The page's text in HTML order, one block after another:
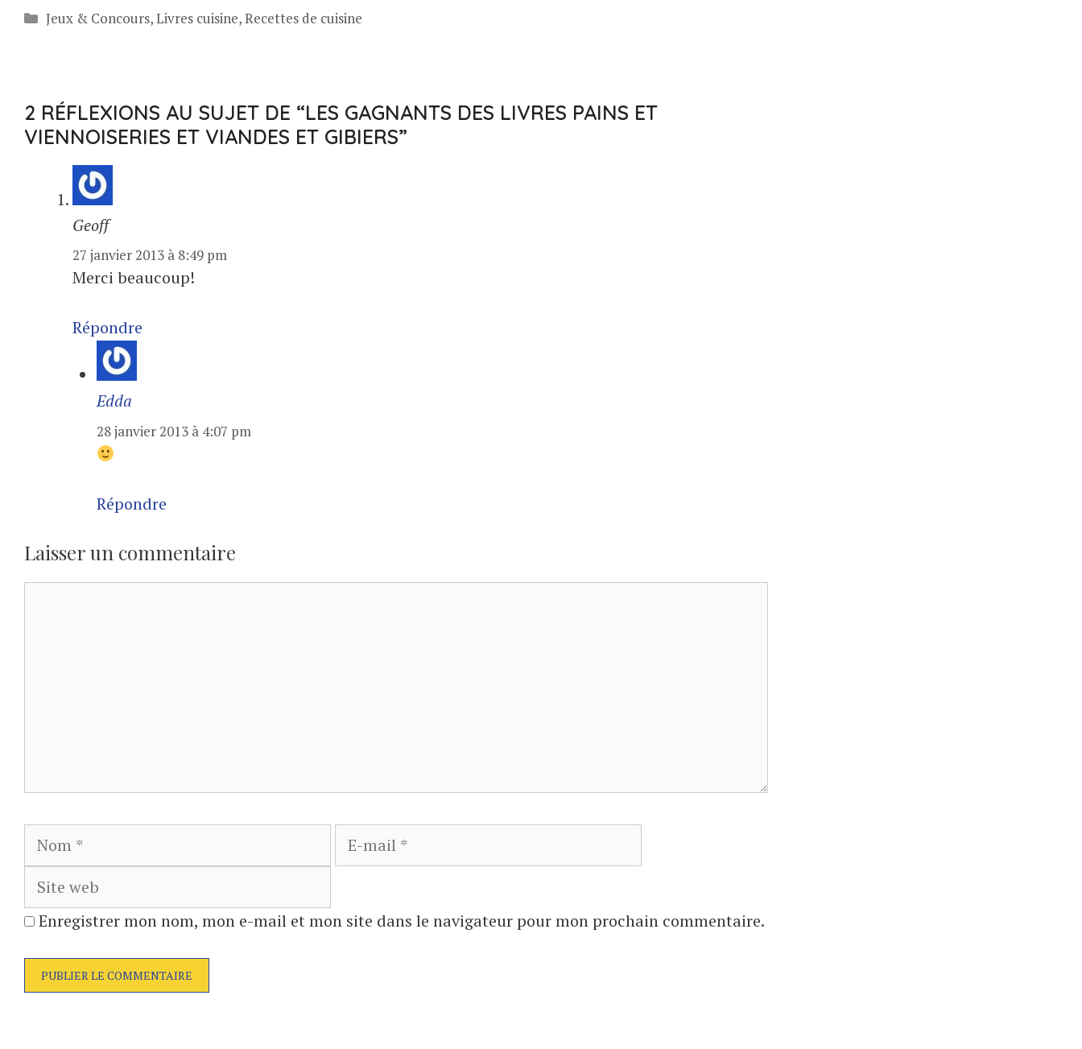
Catégories
Jeux & Concours,Livres cuisine,Recettes de cuisine
2 RÉFLEXIONS AU SUJET DE “LES GAGNANTS DES LIVRES PAINS ET
VIENNOISERIES ET VIANDES ET GIBIERS”
Geoff
27 janvier 2013 à 8:49 pm
Merci beaucoup!
Répondre
Edda
28 janvier 2013 à 4:07 pm
Répondre
Laisser un commentaire
Nom
E-
mail
web
Enregistrer mon nom, mon e-mail et mon site dans le navigateur pour mon prochain commentaire.